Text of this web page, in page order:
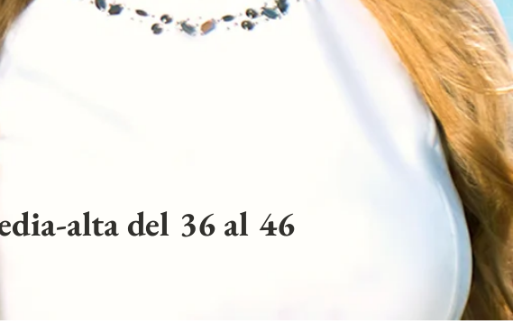
alta del 36 al 46